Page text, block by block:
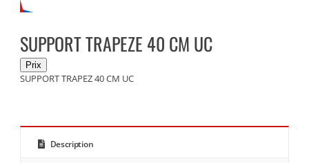
SUPPORT TRAPEZE 40 CM UC
SUPPORT TRAPEZ 40 CM UC
Description